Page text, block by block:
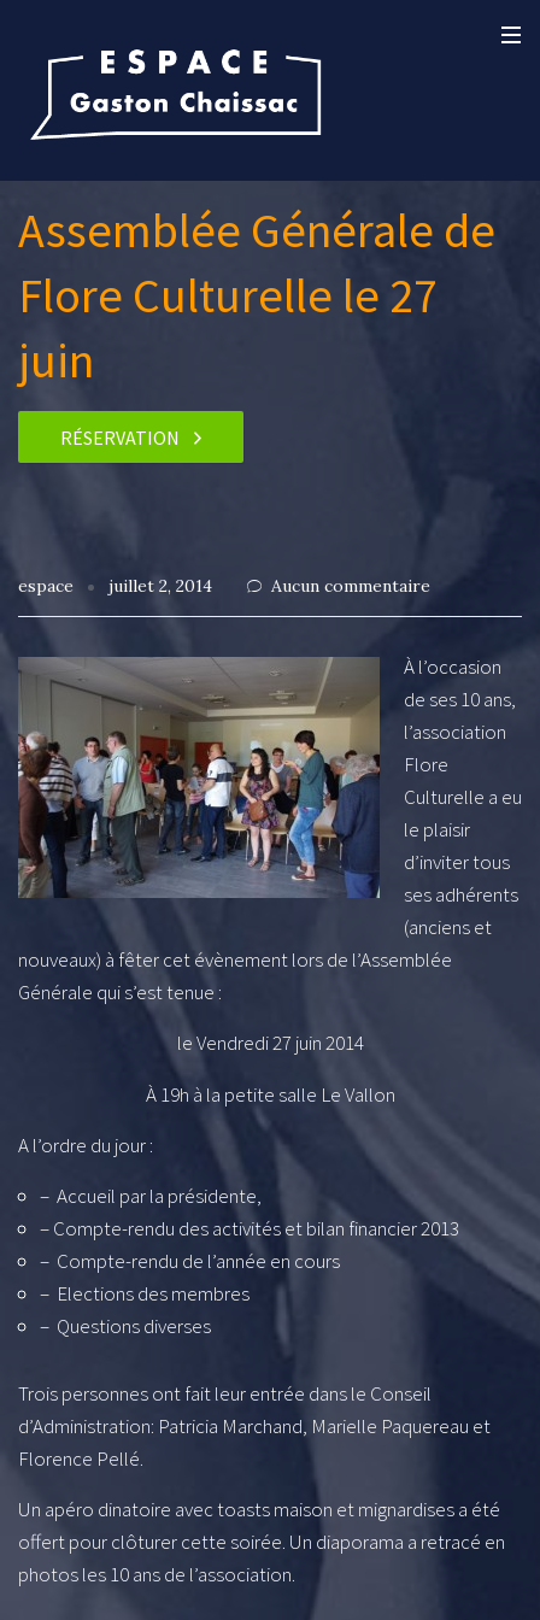
Assemblée Générale de
Flore Culturelle le 27
juin
RÉSERVATION
espace juillet 2, 2014 Aucun commentaire
À l’occasion
de ses 10 ans,
l’association
Flore
Culturelle a eu
le plaisir
d’inviter tous
ses adhérents
(anciens et
nouveaux) à fêter cet évènement lors de l’Assemblée
Générale qui s’est tenue :
le Vendredi 27 juin 2014
À 19h à la petite salle Le Vallon
A l’ordre du jour :
– Accueil par la présidente,
– Compte-rendu des activités et bilan financier 2013
– Compte-rendu de l’année en cours
– Elections des membres
– Questions diverses
Trois personnes ont fait leur entrée dans le Conseil
d’Administration: Patricia Marchand, Marielle Paquereau et
Florence Pellé.
Un apéro dinatoire avec toasts maison et mignardises a été
offert pour clôturer cette soirée. Un diaporama a retracé en
photos les 10 ans de l’association.